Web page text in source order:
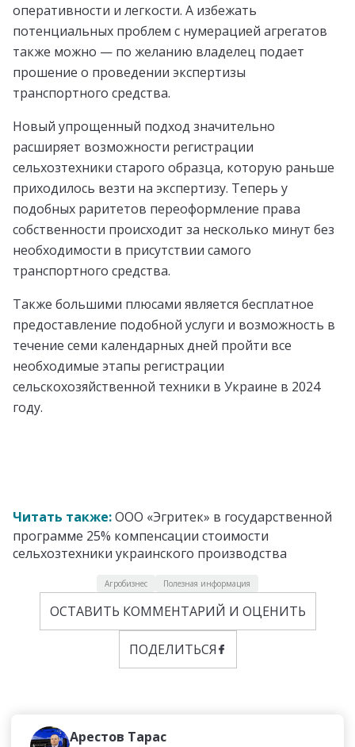
оперативности и легкости. А избежать
потенциальных проблем с нумерацией агрегатов
также можно — по желанию владелец подает
прошение о проведении экспертизы
транспортного средства.
Новый упрощенный подход значительно
расширяет возможности регистрации
сельхозтехники старого образца, которую раньше
приходилось везти на экспертизу. Теперь у
подобных раритетов переоформление права
собственности происходит за несколько минут без
необходимости в присутствии самого
транспортного средства.
Также большими плюсами является бесплатное
предоставление подобной услуги и возможность в
течение семи календарных дней пройти все
необходимые этапы регистрации
сельскохозяйственной техники в Украине в 2024
году.
Читать также:ООО «Эгритек» в государственной
программе 25% компенсации стоимости
сельхозтехники украинского производства
Агробизнес Полезная информация
ОСТАВИТЬ КОММЕНТАРИЙ И ОЦЕНИТЬ
ПОДЕЛИТЬСЯ
Арестов Тарас